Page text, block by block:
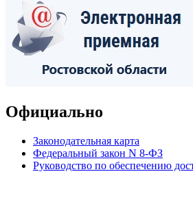
Официально
Законодательная карта
Федеральный закон N 8-ФЗ
Руководство по обеспечению